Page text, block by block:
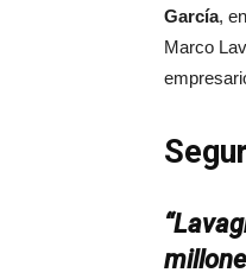
García,
Marco